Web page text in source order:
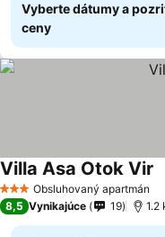
Vyberte dátumy a
ceny
3 Počet hviezdičiek
Obsluhovaný apartmán
Villa Asa Otok Vir
8,5 Vynikajúce 19 1.2